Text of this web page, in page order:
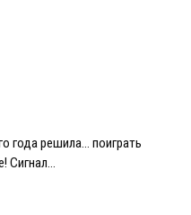
года решила… поиграть
Сигнал…